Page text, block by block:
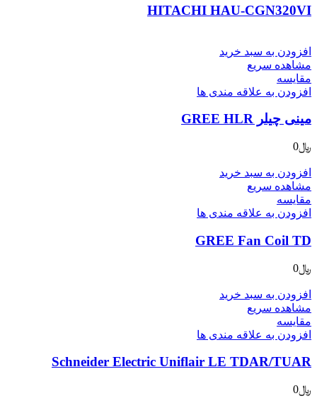
HITACHI HAU-CGN320VI
افزودن به سبد خرید
مشاهده سریع
مقایسه
افزودن به علاقه مندی ها
مینی چیلر GREE HLR
﷼0
افزودن به سبد خرید
مشاهده سریع
مقایسه
افزودن به علاقه مندی ها
GREE Fan Coil TD
﷼0
افزودن به سبد خرید
مشاهده سریع
مقایسه
افزودن به علاقه مندی ها
Schneider Electric Uniflair LE TDAR/TUAR
﷼0